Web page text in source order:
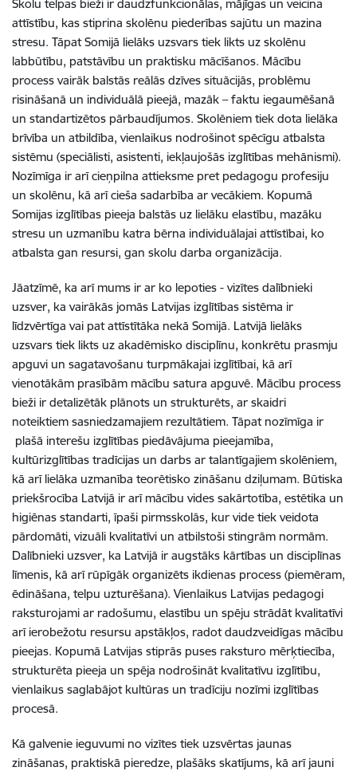
Skolu telpas bieži ir daudzfunkcionālas, mājīgas un veicina
attīstību, kas stiprina skolēnu piederības sajūtu un mazina
stresu. Tāpat Somijā lielāks uzsvars tiek likts uz skolēnu
labbūtību, patstāvību un praktisku mācīšanos. Mācību
process vairāk balstās reālās dzīves situācijās, problēmu
risināšanā un individuālā pieejā, mazāk – faktu iegaumēšanā
un standartizētos pārbaudījumos. Skolēniem tiek dota lielāka
brīvība un atbildība, vienlaikus nodrošinot spēcīgu atbalsta
sistēmu (speciālisti, asistenti, iekļaujošās izglītības mehānismi).
Nozīmīga ir arī cieņpilna attieksme pret pedagogu profesiju
un skolēnu, kā arī cieša sadarbība ar vecākiem. Kopumā
Somijas izglītības pieeja balstās uz lielāku elastību, mazāku
stresu un uzmanību katra bērna individuālajai attīstībai, ko
atbalsta gan resursi, gan skolu darba organizācija.
Jāatzīmē, ka arī mums ir ar ko lepoties - vizītes dalībnieki
uzsver, ka vairākās jomās Latvijas izglītības sistēma ir
līdzvērtīga vai pat attīstītāka nekā Somijā. Latvijā lielāks
uzsvars tiek likts uz akadēmisko disciplīnu, konkrētu prasmju
apguvi un sagatavošanu turpmākajai izglītībai, kā arī
vienotākām prasībām mācību satura apguvē. Mācību process
bieži ir detalizētāk plānots un strukturēts, ar skaidri
noteiktiem sasniedzamajiem rezultātiem. Tāpat nozīmīga ir
plašā interešu izglītības piedāvājuma pieejamība,
kultūrizglītības tradīcijas un darbs ar talantīgajiem skolēniem,
kā arī lielāka uzmanība teorētisko zināšanu dziļumam. Būtiska
priekšrocība Latvijā ir arī mācību vides sakārtotība, estētika un
higiēnas standarti, īpaši pirmsskolās, kur vide tiek veidota
pārdomāti, vizuāli kvalitatīvi un atbilstoši stingrām normām.
Dalībnieki uzsver, ka Latvijā ir augstāks kārtības un disciplīnas
līmenis, kā arī rūpīgāk organizēts ikdienas process (piemēram,
ēdināšana, telpu uzturēšana). Vienlaikus Latvijas pedagogi
raksturojami ar radošumu, elastību un spēju strādāt kvalitatīvi
arī ierobežotu resursu apstākļos, radot daudzveidīgas mācību
pieejas. Kopumā Latvijas stiprās puses raksturo mērķtiecība,
strukturēta pieeja un spēja nodrošināt kvalitatīvu izglītību,
vienlaikus saglabājot kultūras un tradīciju nozīmi izglītības
procesā.
Kā galvenie ieguvumi no vizītes tiek uzsvērtas jaunas
zināšanas, praktiskā pieredze, plašāks skatījums, kā arī jauni